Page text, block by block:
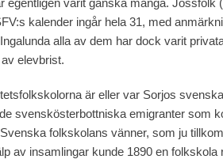
varit ganska många. Jossfolk
kalender ingår hela 31, med
alla av dem har dock varit
elevbrist.
är eller var Sorjos
svenskösterbottniska emigranter som
folkskolans vänner, som ju
av insamlingar kunde 1890 en